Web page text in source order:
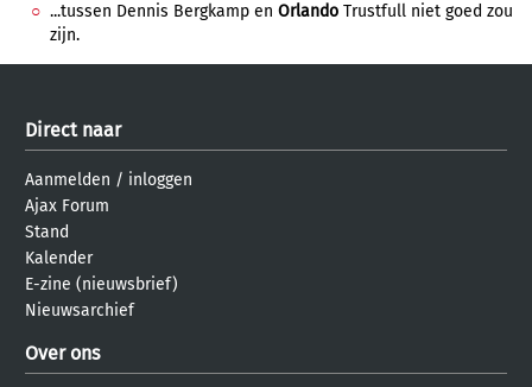
...tussen Dennis Bergkamp en Orlando Trustfull niet goed zou
zijn.
Direct naar
Aanmelden / inloggen
Ajax Forum
Stand
Kalender
E-zine (nieuwsbrief)
Nieuwsarchief
Over ons